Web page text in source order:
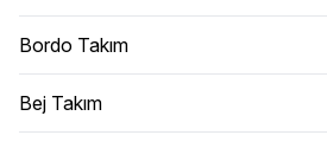
Bordo Takım
Bej Takım